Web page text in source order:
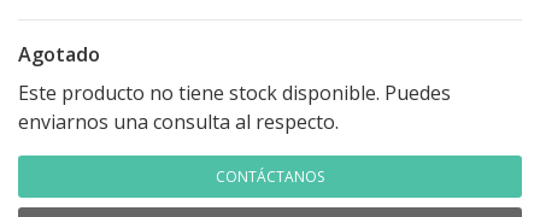
Agotado
Este producto no tiene stock disponible. Puedes
enviarnos una consulta al respecto.
CONTÁCTANOS